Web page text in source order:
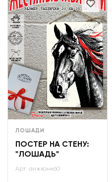
ЛОШАДИ
ПОСТЕР НА СТЕНУ:
"ЛОШАДЬ"
Арт: анжкони60